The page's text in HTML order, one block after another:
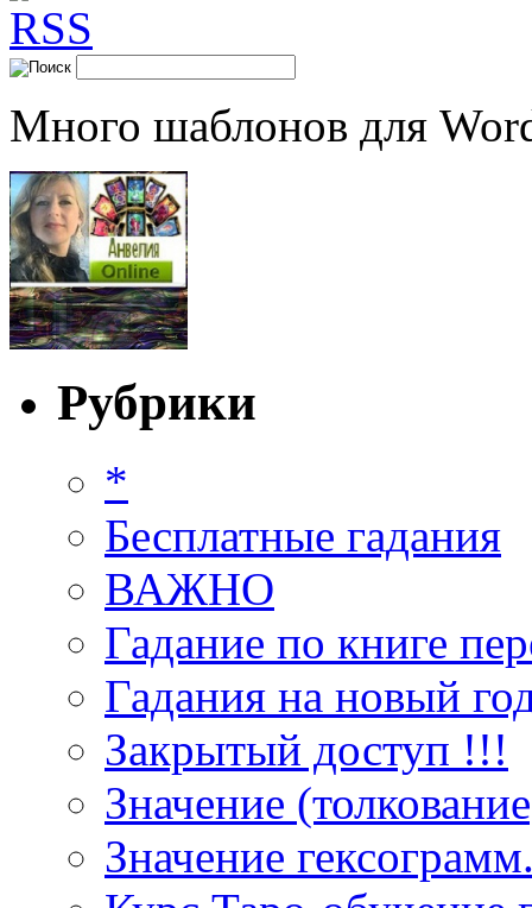
Много шаблонов для
Рубрики
*
Бесплатные гадания
ВАЖНО
Гадание по книге
Гадания на новый
Закрытый доступ !!!
Значение
Значение